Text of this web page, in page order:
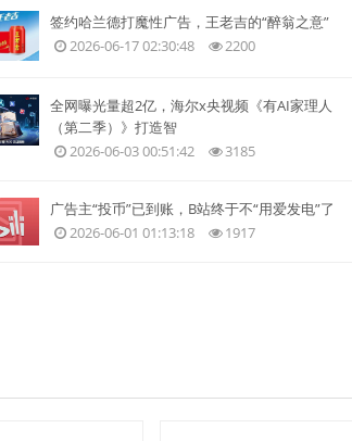
签约哈兰德打魔性广告，王老吉的“醉翁之意”
2026-06-17 02:30:48
2200
全网曝光量超2亿，海尔x央视频《有AI家理人
（第二季）》打造智
2026-06-03 00:51:42
3185
广告主“投币”已到账，B站终于不“用爱发电”了
2026-06-01 01:13:18
1917